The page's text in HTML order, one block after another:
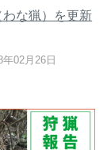
版】
な猟）を更新
02月26日